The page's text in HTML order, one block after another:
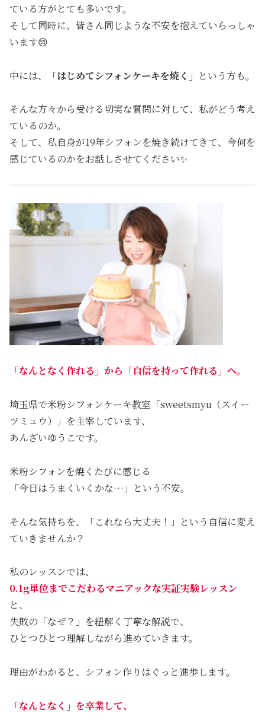
ている方がとても多いです。
そして同時に、皆さん同じような不安を抱えていらっしゃ
います😢
中には、 「はじめてシフォンケーキを焼く」 という方も。
そんな方々から受ける切実な質問に対して、私がどう考え
ているのか。
そして、私自身が19年シフォンを焼き続けてきて、今何を
感じているのかをお話しさせてください✨
「なんとなく作れる」から「自信を持って作れる」へ。
埼玉県で米粉シフォンケーキ教室「sweetsmyu（スイー
ツミュウ）」を主宰しています、
あんざいゆうこです。
米粉シフォンを焼くたびに感じる
「今日はうまくいくかな…」という不安。
そんな気持ちを、「これなら大丈夫！」という自信に変え
ていきませんか？
私のレッスンでは、
0.1g単位までこだわるマニアックな実証実験レッスン
と、
失敗の「なぜ？」を紐解く丁寧な解説で、
ひとつひとつ理解しながら進めていきます。
理由がわかると、シフォン作りはぐっと進歩します。
「なんとなく」を卒業して、